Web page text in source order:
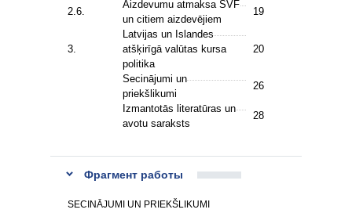
2.6.
Aizdevumu atmaksa SVF
un citiem aizdevējiem
19
3.
Latvijas un Islandes
atšķirīgā valūtas kursa
politika
20
Secinājumi un
priekšlikumi
26
Izmantotās literatūras un
avotu saraksts
28
Фрагмент работы
SECINĀJUMI UN PRIEKŠLIKUMI